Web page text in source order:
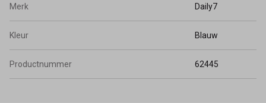
Merk Daily7
Kleur Blauw
Productnummer 62445